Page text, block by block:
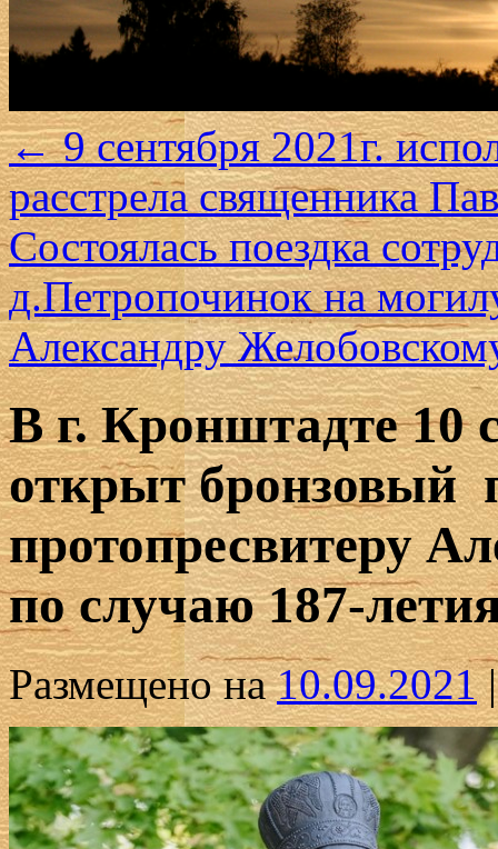
←9 сентября 2021г.
расстрела священника
Состоялась поездка
д.Петропочинок на
Александру
В г. Кронштадте 10
открыт бронзовый
протопресвитеру
по случаю 187-
Размещено на 10.09.2021 |